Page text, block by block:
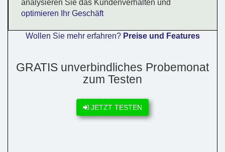
analysieren Sie das Kundenverhalten und
optimieren Ihr Geschäft
Wollen Sie mehr erfahren? Preise und Features
GRATIS unverbindliches Probemonat
zum Testen
JETZT TESTEN